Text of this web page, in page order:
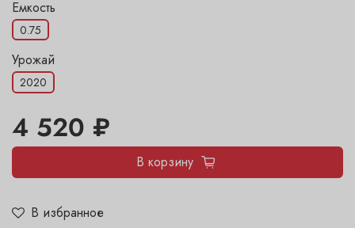
В избранное
Емкость
0.75
Урожай
2020
4 520 ₽
В корзину